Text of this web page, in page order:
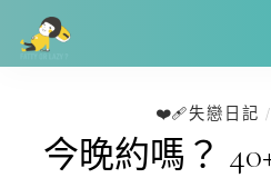
❤️‍🩹失戀日記
今晚約嗎？